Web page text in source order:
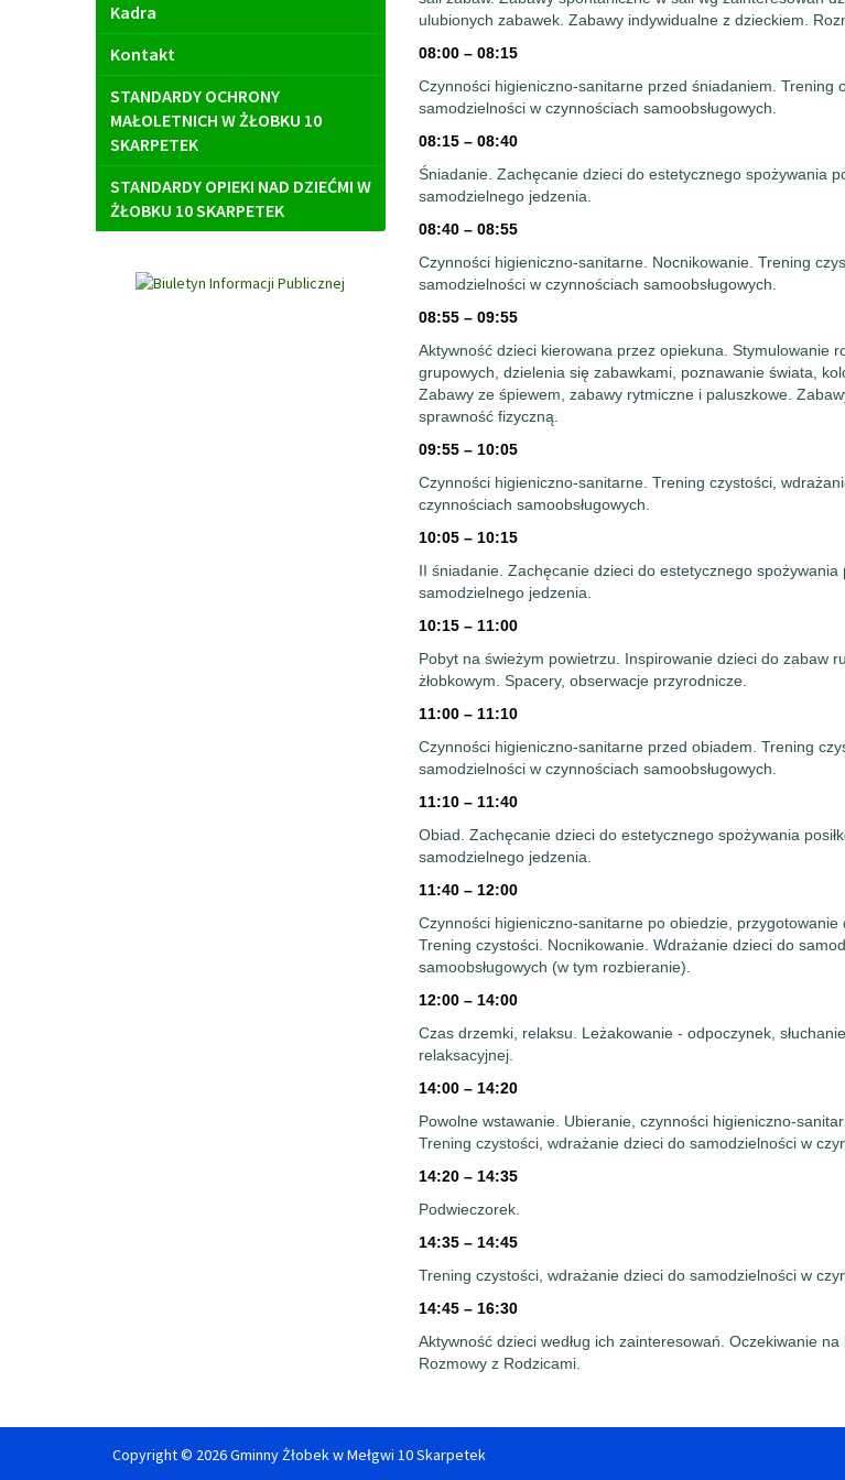
Kadra
Kontakt
STANDARDY OCHRONY
MAŁOLETNICH W ŻŁOBKU 10
SKARPETEK
STANDARDY OPIEKI NAD DZIEĆMI W
ŻŁOBKU 10 SKARPETEK
ulubionych zabawek. Zabawy indywidualne z dzieckiem.
08:00 – 08:15
Czynności higieniczno-sanitarne przed śniadaniem. Trening
samodzielności w czynnościach samoobsługowych.
08:15 – 08:40
Śniadanie. Zachęcanie dzieci do estetycznego spożywania
samodzielnego jedzenia.
08:40 – 08:55
Czynności higieniczno-sanitarne. Nocnikowanie. Trening
samodzielności w czynnościach samoobsługowych.
08:55 – 09:55
Aktywność dzieci kierowana przez opiekuna. Stymulowanie
grupowych, dzielenia się zabawkami, poznawanie świata,
Zabawy ze śpiewem, zabawy rytmiczne i paluszkowe.
sprawność fizyczną.
09:55 – 10:05
Czynności higieniczno-sanitarne. Trening czystości,
czynnościach samoobsługowych.
10:05 – 10:15
II śniadanie. Zachęcanie dzieci do estetycznego spożywania
samodzielnego jedzenia.
10:15 – 11:00
Pobyt na świeżym powietrzu. Inspirowanie dzieci do zabaw
żłobkowym. Spacery, obserwacje przyrodnicze.
11:00 – 11:10
Czynności higieniczno-sanitarne przed obiadem. Trening
samodzielności w czynnościach samoobsługowych.
11:10 – 11:40
Obiad. Zachęcanie dzieci do estetycznego spożywania
samodzielnego jedzenia.
11:40 – 12:00
Czynności higieniczno-sanitarne po obiedzie,
Trening czystości. Nocnikowanie. Wdrażanie dzieci do
samoobsługowych (w tym rozbieranie).
12:00 – 14:00
Czas drzemki, relaksu. Leżakowanie - odpoczynek,
relaksacyjnej.
14:00 – 14:20
Powolne wstawanie. Ubieranie, czynności higieniczno-
Trening czystości, wdrażanie dzieci do samodzielności w
14:20 – 14:35
Podwieczorek.
14:35 – 14:45
Trening czystości, wdrażanie dzieci do samodzielności w
14:45 – 16:30
Aktywność dzieci według ich zainteresowań. Oczekiwanie
Rozmowy z Rodzicami.
Copyright © 2026 Gminny Żłobek w Mełgwi 10 Skarpetek